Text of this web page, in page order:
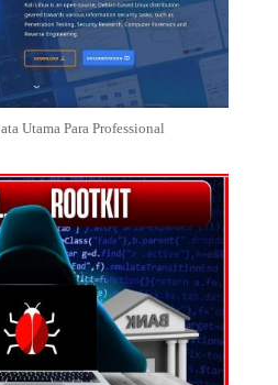
Utama Para Professional